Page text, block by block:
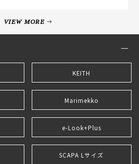
VIEW MORE
KEITH
Marimekko
e-Look+Plus
SCAPA Lサイズ